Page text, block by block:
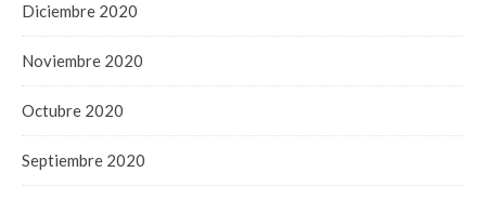
Diciembre 2020
Noviembre 2020
Octubre 2020
Septiembre 2020